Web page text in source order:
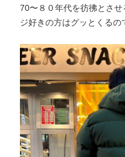
70〜８０年代を彷彿とさ
ジ好きの方はグッとくるの